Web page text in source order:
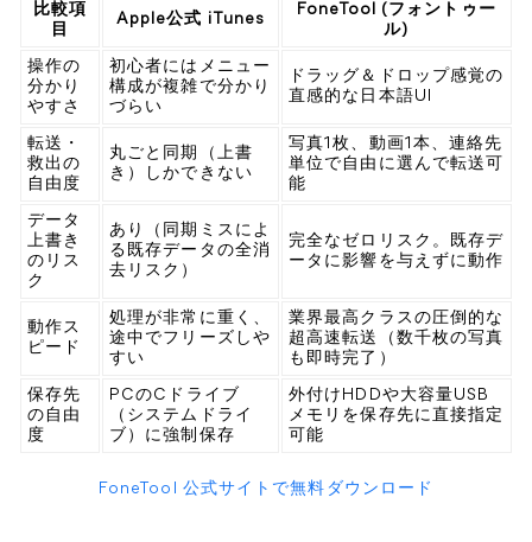
比較項
目
Apple公式 iTunes
FoneTool (フォントゥー
ル)
操作の
分かり
やすさ
初心者にはメニュー
構成が複雑で分かり
づらい
ドラッグ＆ドロップ感覚の
直感的な日本語UI
転送・
救出の
自由度
丸ごと同期（上書
き）しかできない
写真1枚、動画1本、連絡先
単位で自由に選んで転送可
能
データ
上書き
のリス
ク
あり（同期ミスによ
る既存データの全消
去リスク）
完全なゼロリスク。既存デ
ータに影響を与えずに動作
動作ス
ピード
処理が非常に重く、
途中でフリーズしや
すい
業界最高クラスの圧倒的な
超高速転送（数千枚の写真
も即時完了）
保存先
の自由
度
PCのCドライブ
（システムドライ
ブ）に強制保存
外付けHDDや大容量USB
メモリを保存先に直接指定
可能
FoneTool 公式サイトで無料ダウンロード